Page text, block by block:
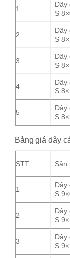
1
Dây
S
2
Dây
S
3
Dây
S
4
Dây
S
5
Dây
S
Bảng giá dây
STT Sản
1
Dây
S
2
Dây
S
3
Dây
S